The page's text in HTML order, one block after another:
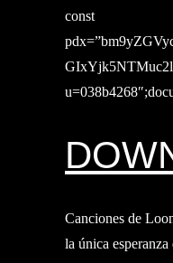
const
Canciones de
la única